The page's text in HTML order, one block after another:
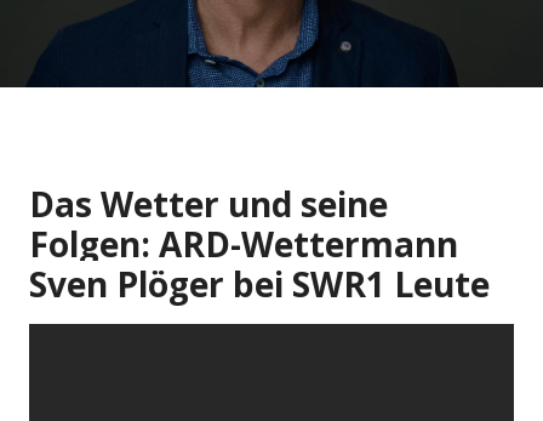
Das Wetter und seine
Folgen: ARD-Wettermann
Sven Plöger bei SWR1 Leute